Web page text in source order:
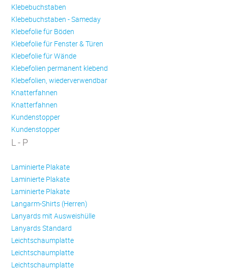
Klebebuchstaben
Klebebuchstaben - Sameday
Klebefolie für Böden
Klebefolie für Fenster & Türen
Klebefolie für Wände
Klebefolien permanent klebend
Klebefolien, wiederverwendbar
Knatterfahnen
Knatterfahnen
Kundenstopper
Kundenstopper
L - P
Laminierte Plakate
Laminierte Plakate
Laminierte Plakate
Langarm-Shirts (Herren)
Lanyards mit Ausweishülle
Lanyards Standard
Leichtschaumplatte
Leichtschaumplatte
Leichtschaumplatte